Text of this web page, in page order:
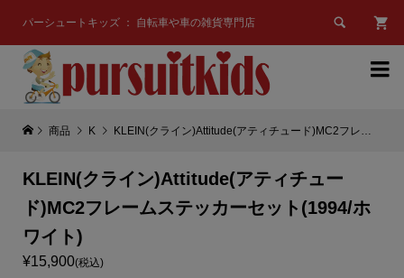
パーシュートキッズ ： 自転車や車の雑貨専門店 

商品 K KLEIN(クライン)Attitude(アティチュード)MC2フレームステッカーセット(1994/ホワイト)
KLEIN(クライン)Attitude(アティチュー
ド)MC2フレームステッカーセット(1994/ホ
ワイト)
¥15,900(税込)